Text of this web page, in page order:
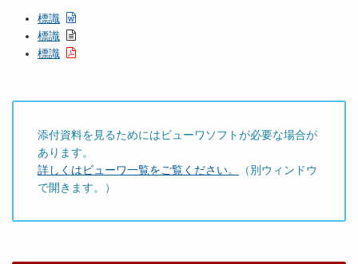
標識
標識
標識
添付資料を見るためにはビューワソフトが必要な場合が
あります。
詳しくはビューワ一覧をご覧ください。
（別ウィンドウ
で開きます。）